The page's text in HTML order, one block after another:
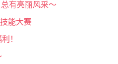
有亮丽风采～
能大赛
！